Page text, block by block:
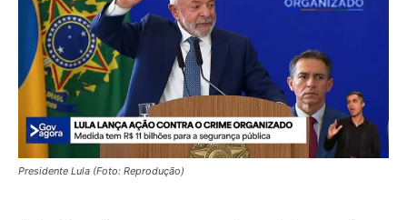
Presidente Lula (Foto: Reprodução)